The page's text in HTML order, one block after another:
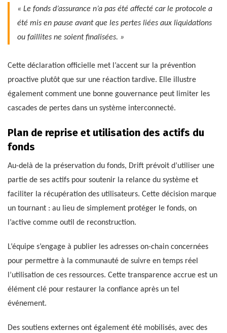
« Le fonds d’assurance n’a pas été affecté car le protocole a
été mis en pause avant que les pertes liées aux liquidations
ou faillites ne soient finalisées. »
Cette déclaration officielle met l’accent sur la prévention
proactive plutôt que sur une réaction tardive. Elle illustre
également comment une bonne gouvernance peut limiter les
cascades de pertes dans un système interconnecté.
Plan de reprise et utilisation des actifs du
fonds
Au-delà de la préservation du fonds, Drift prévoit d’utiliser une
partie de ses actifs pour soutenir la relance du système et
faciliter la récupération des utilisateurs. Cette décision marque
un tournant : au lieu de simplement protéger le fonds, on
l’active comme outil de reconstruction.
L’équipe s’engage à publier les adresses on-chain concernées
pour permettre à la communauté de suivre en temps réel
l’utilisation de ces ressources. Cette transparence accrue est un
élément clé pour restaurer la confiance après un tel
événement.
Des soutiens externes ont également été mobilisés, avec des